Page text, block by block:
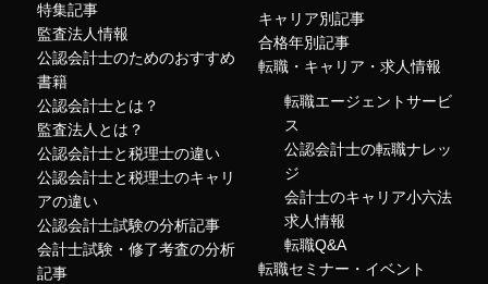
特集記事
監査法人情報
公認会計士のためのおすすめ
書籍
公認会計士とは？
監査法人とは？
公認会計士と税理士の違い
公認会計士と税理士のキャリ
アの違い
公認会計士試験の分析記事
会計士試験・修了考査の分析
記事
キャリア別記事
合格年別記事
転職・キャリア・求人情報
転職エージェントサービ
ス
公認会計士の転職ナレッ
ジ
会計士のキャリア小六法
求人情報
転職Q&A
転職セミナー・イベント